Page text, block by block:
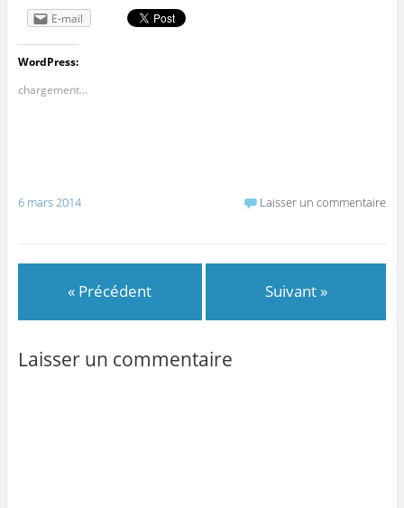
E-mail
WordPress:
chargement…
6 mars 2014 Laisser un commentaire
« Précédent Suivant »
Laisser un commentaire